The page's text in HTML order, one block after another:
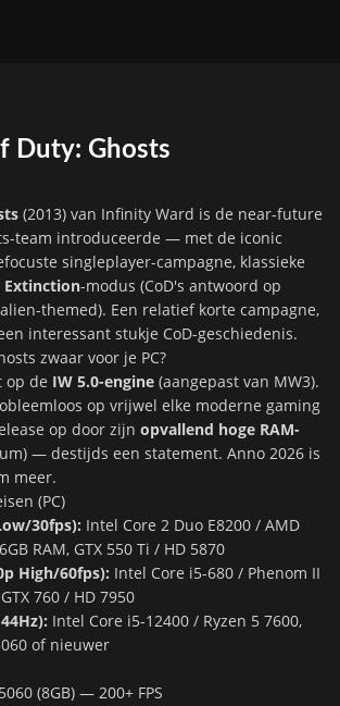
Duty: Ghosts
(2013) van Infinity Ward is de near-future
team introduceerde — met de iconic
singleplayer-campagne, klassieke
Extinction-modus (CoD's antwoord op
themed). Een relatief korte campagne,
interessant stukje CoD-geschiedenis.
zwaar voor je PC?
op de IW 5.0-engine (aangepast van MW3).
op vrijwel elke moderne gaming
op door zijn opvallend hoge RAM-
— destijds een statement. Anno 2026 is
meer.
(PC)
30fps): Intel Core 2 Duo E8200 / AMD
RAM, GTX 550 Ti / HD 5870
High/60fps): Intel Core i5-680 / Phenom II
760 / HD 7950
Intel Core i5-12400 / Ryzen 5 7600,
of nieuwer
(8GB) — 200+ FPS